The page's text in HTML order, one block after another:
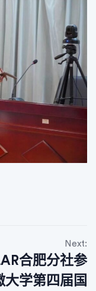
Next:
合肥分社参
大学第四届国